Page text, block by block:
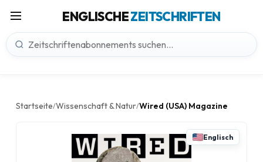
ENGLISCHEZEITSCHRIFTEN
Startseite/Wissenschaft & Natur/Wired (USA) Magazine
Englisch